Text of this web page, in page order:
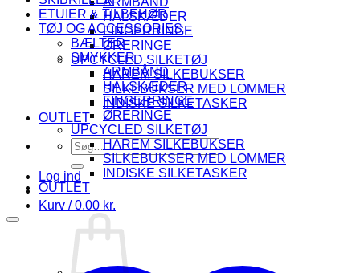
HALSKÆDER
FINGERRINGE
ØRERINGE
UPCYCLED SILKETØJ
HAREM SILKEBUKSER
SILKEBUKSER MED LOMMER
INDISKE SILKETASKER
OUTLET
Søg
efter:
Log ind
Kurv /0.00 kr.
ETUIER & TILBEHØR
TØJ OG ACCESSORIES
BÆLTER
SMYKKER
ARMBÅND
HALSKÆDER
FINGERRINGE
ØRERINGE
UPCYCLED SILKETØJ
HAREM SILKEBUKSER
SILKEBUKSER MED LOMMER
INDISKE SILKETASKER
OUTLET